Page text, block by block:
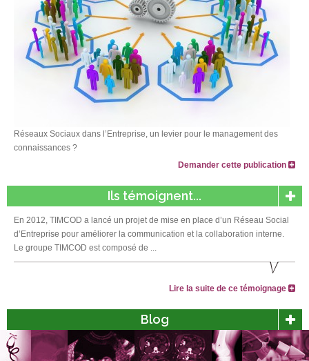
Réseaux Sociaux dans l’Entreprise, un levier pour le management des
connaissances ?
Demander cette publication
Ils témoignent...
En 2012, TIMCOD a lancé un projet de mise en place d’un Réseau Social
d’Entreprise pour améliorer la communication et la collaboration interne.
Le groupe TIMCOD est composé de ...
Lire la suite de ce témoignage
Blog